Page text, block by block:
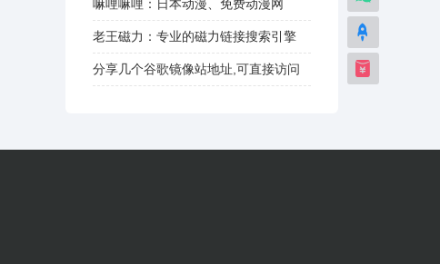
嘛哩嘛哩：日本动漫、免费动漫网
老王磁力：专业的磁力链接搜索引擎
分享几个谷歌镜像站地址,可直接访问